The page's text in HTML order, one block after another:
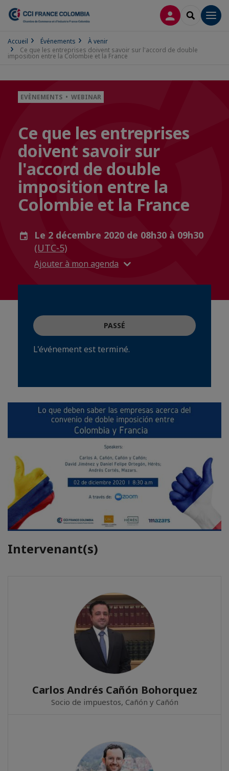
CONNEXION
Accueil Événements
À venir
Ce que les entreprises doivent savoir sur l'accord de double
imposition entre la Colombie et la France
EVÈNEMENTS • WEBINAR
Ce que les entreprises
doivent savoir sur
l'accord de double
imposition entre la
Colombie et la France
Le 2 décembre 2020 de 08h30 à 09h30
(UTC-5)
Ajouter à mon agenda
PASSÉ
L'événement est terminé.
Intervenant(s)
Carlos Andrés Cañón Bohorquez
Socio de impuestos, Cañón y Cañón